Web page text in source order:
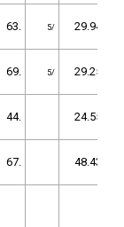
63. 5/ 29.94
69. 5/ 29.25
44. 24.55
67. 48.43